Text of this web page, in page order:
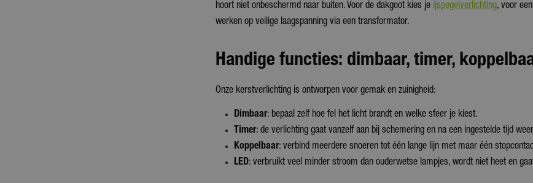
hoort niet onbeschermd naar buiten. Voor de dakgoot kies je ijspegelverlichting, voor
werken op veilige laagspanning via een transformator.
Handige functies: dimbaar, timer,
Onze kerstverlichting is ontworpen voor gemak en zuinigheid:
Dimbaar: bepaal zelf hoe fel het licht brandt en welke sfeer je kiest.
Timer: de verlichting gaat vanzelf aan bij schemering en na een ingestelde tijd
Koppelbaar: verbind meerdere snoeren tot één lange lijn met maar één
LED: verbruikt veel minder stroom dan ouderwetse lampjes, wordt niet heet en